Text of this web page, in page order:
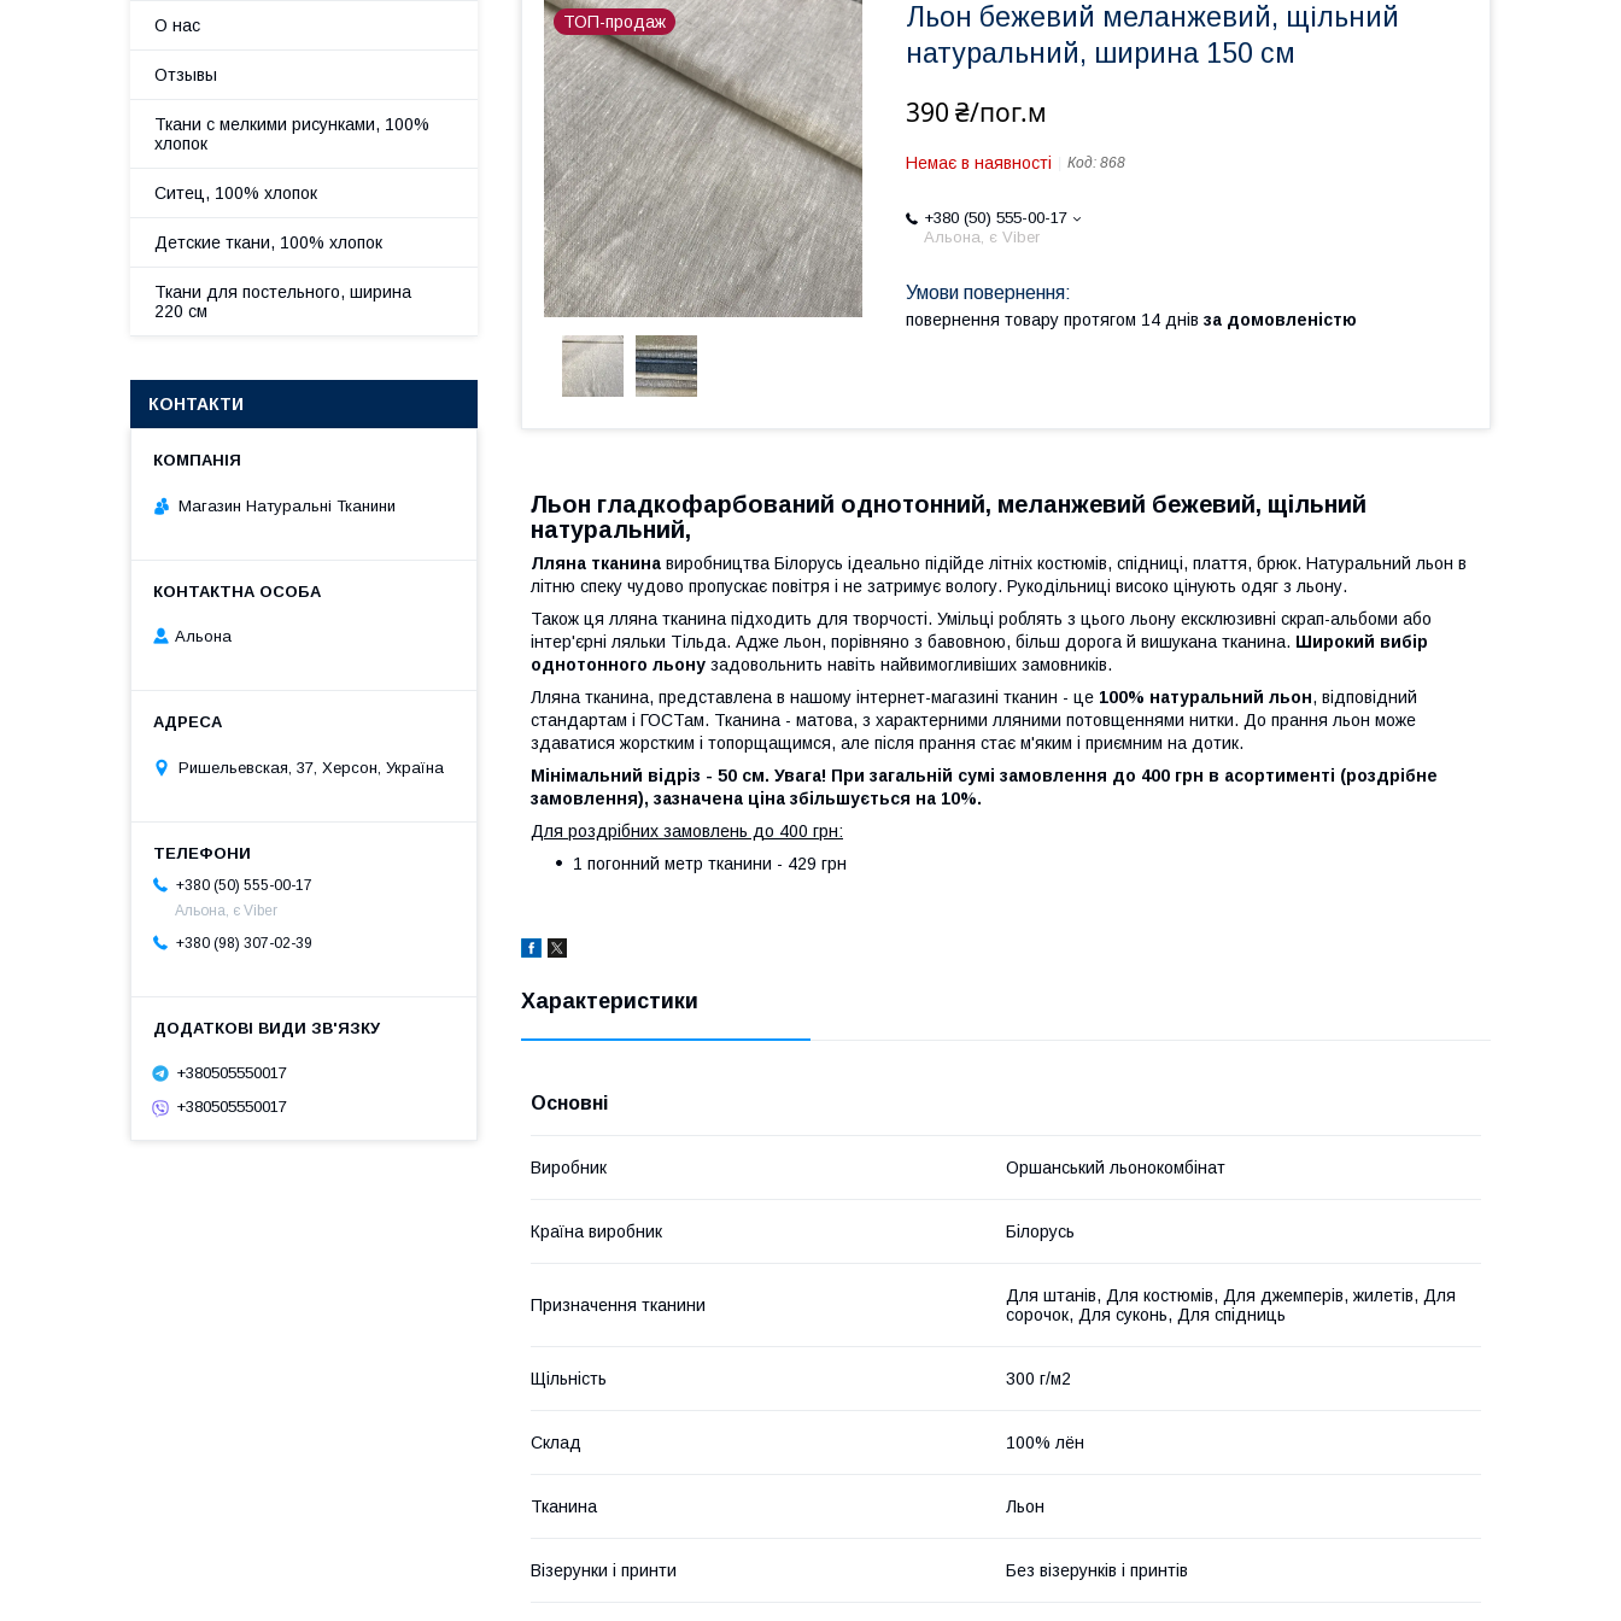
ТОП-продаж
Льон бежевий меланжевий, щільний
натуральний, ширина 150 см
390 ₴/пог.м
Немає в наявності Код: 868
+380 (50) 555-00-17
Альона, є Viber
повернення товару протягом 14 днів за домовленістю
Льон гладкофарбований однотонний, меланжевий бежевий, щільний
натуральний,
Лляна тканина виробництва Білорусь ідеально підійде літніх костюмів, спідниці, плаття, брюк. Натуральний льон в
літню спеку чудово пропускає повітря і не затримує вологу. Рукодільниці високо цінують одяг з льону.
Також ця лляна тканина підходить для творчості. Умільці роблять з цього льону ексклюзивні скрап-альбоми або
інтер'єрні ляльки Тільда. Адже льон, порівняно з бавовною, більш дорога й вишукана тканина. Широкий вибір
однотонного льону задовольнить навіть найвимогливіших замовників.
Лляна тканина, представлена в нашому інтернет-магазині тканин - це 100% натуральний льон, відповідний
стандартам і ГОСТам. Тканина - матова, з характерними лляними потовщеннями нитки. До прання льон може
здаватися жорстким і топорщащимся, але після прання стає м'яким і приємним на дотик.
Мінімальний відріз - 50 см. Увага! При загальній сумі замовлення до 400 грн в асортименті (роздрібне
замовлення), зазначена ціна збільшується на 10%.
Для роздрібних замовлень до 400 грн:
1 погонний метр тканини - 429 грн
Характеристики
Основні
Виробник Оршанський льонокомбінат
Країна виробник Білорусь
Призначення тканини
Для штанів, Для костюмів, Для джемперів, жилетів, Для
сорочок, Для суконь, Для спідниць
Щільність 300 г/м2
Склад 100% лён
Тканина Льон
Візерунки і принти Без візерунків і принтів
О нас
Отзывы
Ткани с мелкими рисунками, 100%
хлопок
Ситец, 100% хлопок
Детские ткани, 100% хлопок
Ткани для постельного, ширина
220 см
КОНТАКТИ
Магазин Натуральні Тканини
Альона
Ришельевская, 37, Херсон, Україна
+380 (50) 555-00-17
Альона, є Viber
+380 (98) 307-02-39
+380505550017
+380505550017